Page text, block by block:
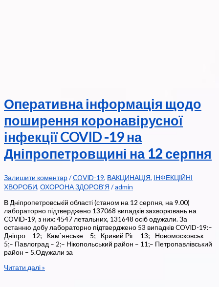
Оперативна інформація щодо
поширення коронавірусної
інфекції COVID -19 на
Дніпропетровщині на 12 серпня
Залишити коментар/COVID-19, ВАКЦИНАЦІЯ, ІНФЕКЦІЙНІ
ХВОРОБИ, ОХОРОНА ЗДОРОВ'Я /admin
В Дніпропетровській області (станом на 12 серпня, на 9.00)
лабораторно підтверджено 137068 випадків захворювань на
COVID-19, з них: 4547 летальних, 131648 осіб одужали. За
останню добу лабораторно підтверджено 53 випадків COVID-19:–
Дніпро – 12;– Кам`янське – 5;– Кривий Ріг – 13;– Новомосковськ –
5;– Павлоград – 2;– Нікопольський район – 11;– Петропавлівський
район – 5.Одужали за
Оперативна
Читати далі »